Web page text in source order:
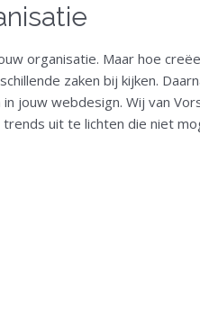
organisatie. Maar hoe
zaken bij kijken.
jouw webdesign. Wij van
uit te lichten die niet